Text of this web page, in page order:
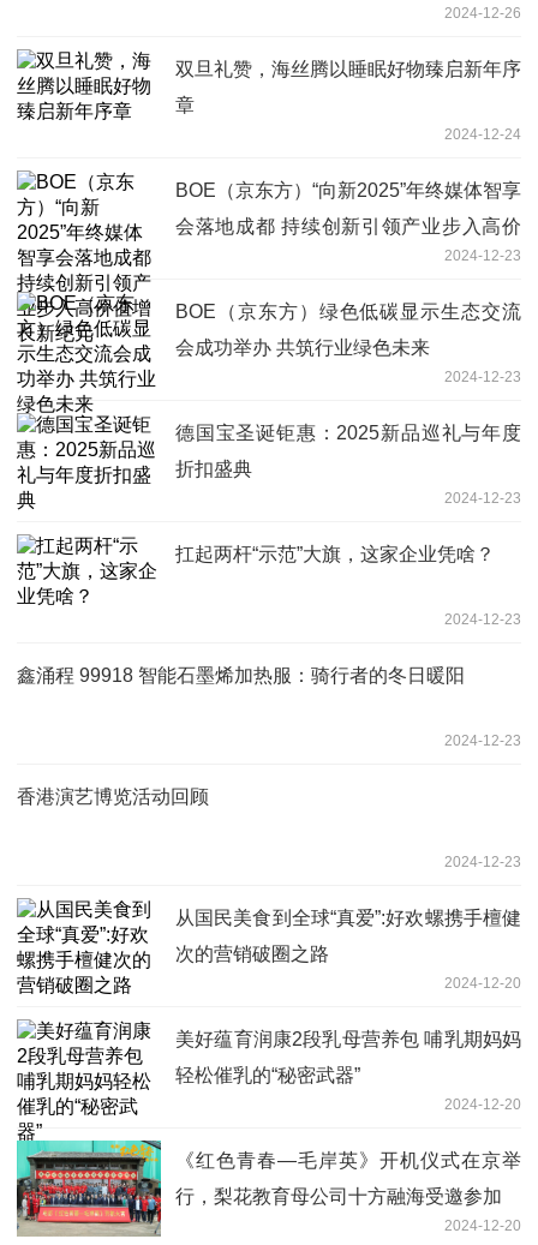
2024-12-26
双旦礼赞，海丝腾以睡眠好物臻启新年序
章
2024-12-24
BOE（京东方）“向新2025”年终媒体智享
会落地成都 持续创新引领产业步入高价
2024-12-23
BOE（京东方）绿色低碳显示生态交流
会成功举办 共筑行业绿色未来
2024-12-23
德国宝圣诞钜惠：2025新品巡礼与年度
折扣盛典
2024-12-23
扛起两杆“示范”大旗，这家企业凭啥？
2024-12-23
鑫涌程 99918 智能石墨烯加热服：骑行者的冬日暖阳
2024-12-23
香港演艺博览活动回顾
2024-12-23
从国民美食到全球“真爱”:好欢螺携手檀健
次的营销破圈之路
2024-12-20
美好蕴育润康2段乳母营养包 哺乳期妈妈
轻松催乳的“秘密武器”
2024-12-20
《红色青春—毛岸英》开机仪式在京举
行，梨花教育母公司十方融海受邀参加
2024-12-20